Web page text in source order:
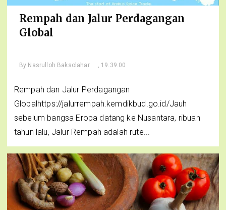
Rempah dan Jalur Perdagangan
Global
By Nasrulloh Baksolahar , 19.39.00
Rempah dan Jalur Perdagangan
Globalhttps://jalurrempah.kemdikbud.go.id/Jauh
sebelum bangsa Eropa datang ke Nusantara, ribuan
tahun lalu, Jalur Rempah adalah rute...